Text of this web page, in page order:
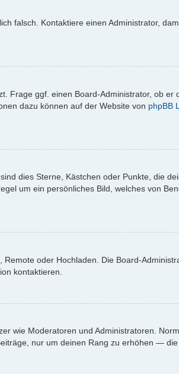
falsch. Kontaktiere einen Administrator,
Frage ggf. einen Board-Administrator, ob er
dazu können auf der Website von phpBB
dies Sterne, Kästchen oder Punkte, die
um ein persönliches Bild, welches von
oder Hochladen. Die Board-
kontaktieren.
wie Moderatoren und Administratoren.
nur um deinen Rang zu erhöhen —